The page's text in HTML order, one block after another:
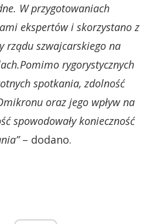
W przygotowaniach
ekspertów i skorzystano z
rządu szwajcarskiego na
rygorystycznych
spotkania, zdolność
oraz jego wpływ na
spowodowały konieczność
– dodano.